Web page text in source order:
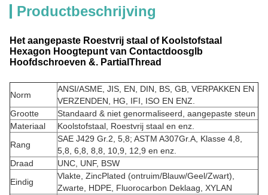
Productbeschrijving
Het aangepaste Roestvrij staal of Koolstofstaal
Hexagon Hoogtepunt van Contactdoosglb
Hoofdschroeven &. PartialThread
Norm
ANSI/ASME, JIS, EN, DIN, BS, GB, VERPAKKEN EN
VERZENDEN, HG, IFI, ISO EN ENZ.
Grootte
Standaard & niet genormaliseerd, aangepaste steun
Materiaal
Koolstofstaal, Roestvrij staal en enz.
Rang
SAE J429 Gr.2, 5,8; ASTM A307Gr.A, Klasse 4,8,
5,8, 6,8, 8,8, 10,9, 12,9 en enz.
Draad
UNC, UNF, BSW
Eindig
Vlakte, ZincPlated (ontruim/Blauw/Geel/Zwart),
Zwarte, HDPE, Fluorocarbon Deklaag, XYLAN